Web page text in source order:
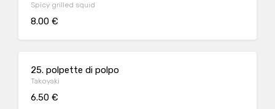
Spicy grilled squid
8.00 €
25. polpette di polpo
Takoyaki
6.50 €